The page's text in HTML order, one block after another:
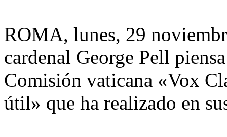
ROMA, lunes, 29
cardenal George Pell
Comisión vaticana «Vox
útil» que ha realizado en